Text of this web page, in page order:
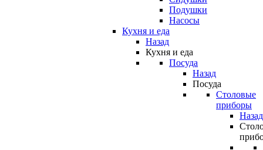
Подушки
Насосы
Кухня и еда
Назад
Кухня и еда
Посуда
Назад
Посуда
Столовые
приборы
Назад